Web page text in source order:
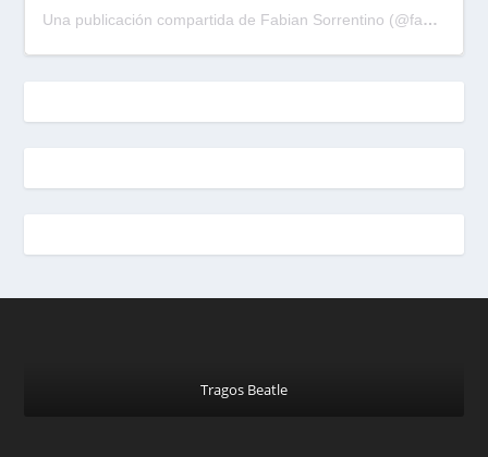
Una publicación compartida de Fabian Sorrentino (@fabiansonria)
Tragos Beatle